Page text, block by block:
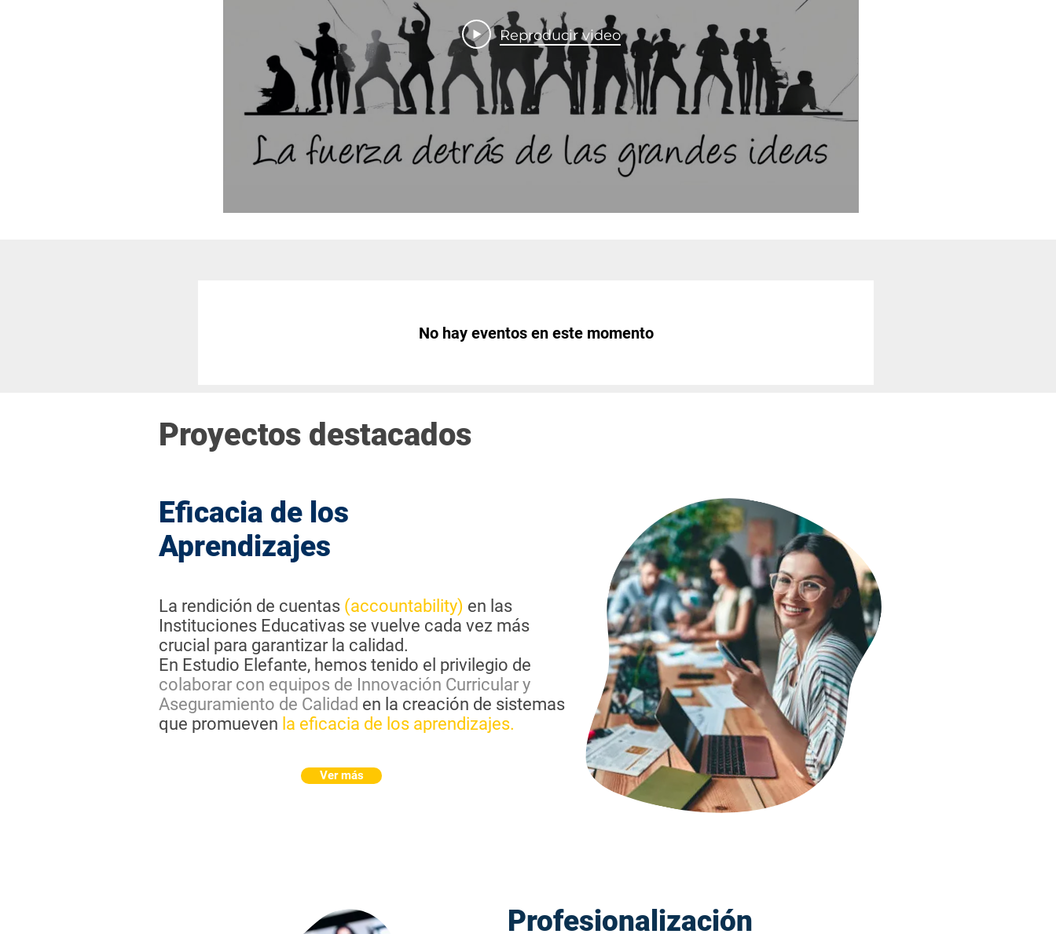
Reproducir video
No hay eventos en este momento
Proyectos destacados
Eficacia de los
Aprendizajes
La rendición de cuentas (accountability) en las
Instituciones Educativas se vuelve cada vez más
crucial para garantizar la calidad.
En Estudio Elefante, hemos tenido el privilegio de
colaborar con equipos de Innovación Curricular y
Aseguramiento de Calidad en la creación de sistemas
que promueven la eficacia de los aprendizajes.
Ver más
Profesionalización